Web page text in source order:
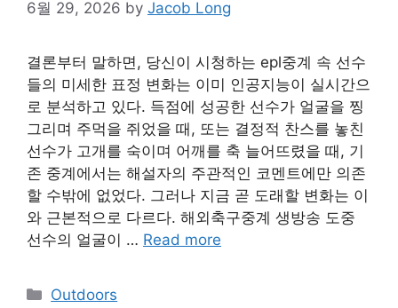
6월 29, 2026 by Jacob Long
결론부터 말하면, 당신이 시청하는 epl중계 속 선수
들의 미세한 표정 변화는 이미 인공지능이 실시간으
로 분석하고 있다. 득점에 성공한 선수가 얼굴을 찡
그리며 주먹을 쥐었을 때, 또는 결정적 찬스를 놓친
선수가 고개를 숙이며 어깨를 축 늘어뜨렸을 때, 기
존 중계에서는 해설자의 주관적인 코멘트에만 의존
할 수밖에 없었다. 그러나 지금 곧 도래할 변화는 이
와 근본적으로 다르다. 해외축구중계 생방송 도중
선수의 얼굴이 … Read more
Categories
Outdoors